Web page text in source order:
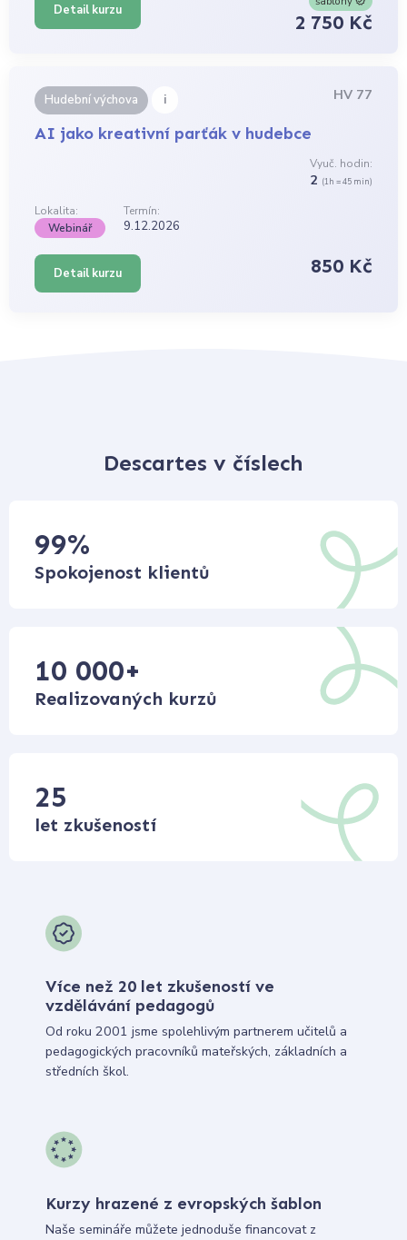
Detail kurzu 2 750 Kč
Hudební výchova i HV 77
AI jako kreativní parťák v hudebce
Vyuč. hodin:
2 (1h = 45 min)
Lokalita:
Termín:
Webinář
9.12.2026
Detail kurzu 850 Kč
Descartes v číslech
99%
Spokojenost klientů
10 000+
Realizovaných kurzů
25
let zkušeností
Více než 20 let zkušeností ve
vzdělávání pedagogů
Od roku 2001 jsme spolehlivým partnerem učitelů a
pedagogických pracovníků mateřských, základních a
středních škol.
Kurzy hrazené z evropských šablon
Naše semináře můžete jednoduše financovat z